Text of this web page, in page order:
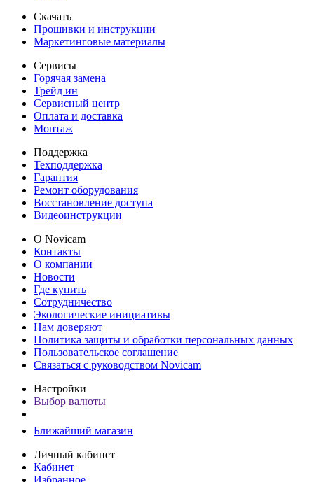
Скачать
Прошивки и инструкции
Маркетинговые материалы
Сервисы
Горячая замена
Трейд ин
Сервисный центр
Оплата и доставка
Монтаж
Поддержка
Техподдержка
Гарантия
Ремонт оборудования
Восстановление доступа
Видеоинструкции
О Novicam
Контакты
О компании
Новости
Где купить
Сотрудничество
Экологические инициативы
Нам доверяют
Политика защиты и обработки персональных данных
Пользовательское соглашение
Связаться с руководством Novicam
Настройки
Выбор валюты
Ближайший магазин
Личный кабинет
Кабинет